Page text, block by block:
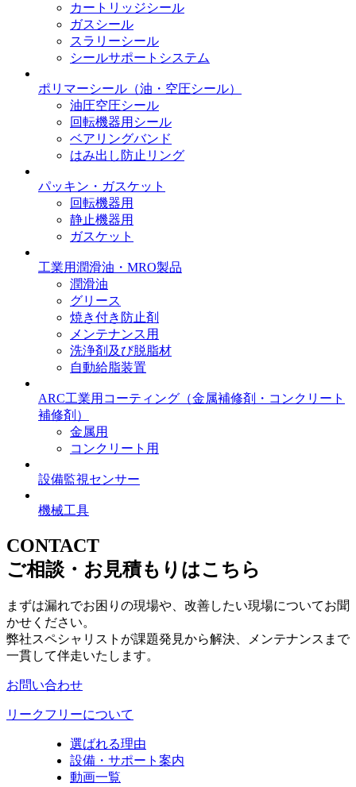
カートリッジシール
ガスシール
スラリーシール
シールサポートシステム
ポリマーシール （油・空圧シール）
油圧空圧シール
回転機器用シール
ベアリングバンド
はみ出し防止リング
パッキン・ガスケット
回転機器用
静止機器用
ガスケット
工業用潤滑油・MRO製品
潤滑油
グリース
焼き付き防止剤
メンテナンス用
洗浄剤及び脱脂材
自動給脂装置
ARC工業用コーティング （金属補修剤・コンクリート
補修剤）
金属用
コンクリート用
設備監視センサー
機械工具
CONTACT
ご相談・お見積もりはこちら
まずは漏れでお困りの現場や、改善したい現場についてお聞
かせください。
弊社スペシャリストが課題発見から解決、メンテナンスまで
一貫して伴走いたします。
お問い合わせ
リークフリーについて
選ばれる理由
設備・サポート案内
動画一覧